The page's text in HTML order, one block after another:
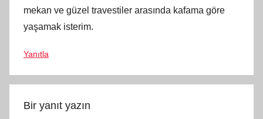
mekan ve güzel travestiler arasında kafama göre
yaşamak isterim.
Yanıtla
Bir yanıt yazın